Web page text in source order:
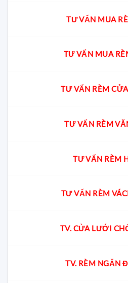
TƯ VẤN MUA
TƯ VẤN MUA
TƯ VẤN RÈM
TƯ VẤN RÈM
TƯ VẤN RÈM
TƯ VẤN RÈM
TV. CỬA LƯỚI
TV. RÈM NGĂN